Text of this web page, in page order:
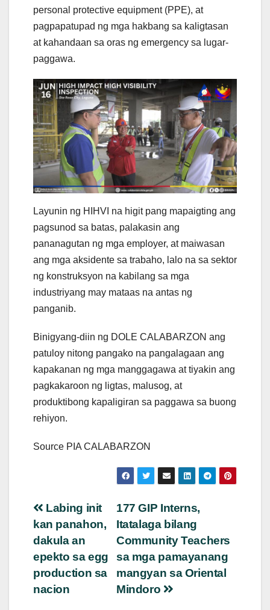
personal protective equipment (PPE), at
pagpapatupad ng mga hakbang sa kaligtasan
at kahandaan sa oras ng emergency sa lugar-
paggawa.
Layunin ng HIHVI na higit pang mapaigting ang
pagsunod sa batas, palakasin ang
pananagutan ng mga employer, at maiwasan
ang mga aksidente sa trabaho, lalo na sa sektor
ng konstruksyon na kabilang sa mga
industriyang may mataas na antas ng
panganib.
Binigyang-diin ng DOLE CALABARZON ang
patuloy nitong pangako na pangalagaan ang
kapakanan ng mga manggagawa at tiyakin ang
pagkakaroon ng ligtas, malusog, at
produktibong kapaligiran sa paggawa sa buong
rehiyon.
Source PIA CALABARZON
Post
navigation
177 GIP Interns,
Itatalaga bilang
Community Teachers
sa mga pamayanang
mangyan sa Oriental
Mindoro
Labing init
kan panahon,
dakula an
epekto sa egg
production sa
nacion